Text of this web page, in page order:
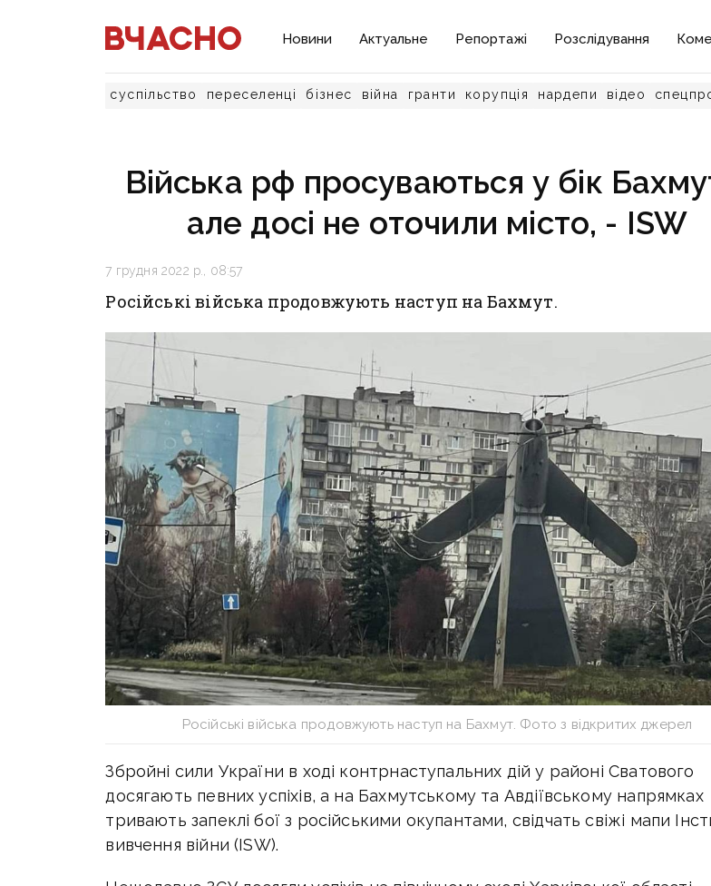
Новини Актуальне Репортажі Розслідування
суспільство переселенці бізнес війна гранти корупція нардепи відео
Війська рф просуваються у бік
але досі не оточили місто, - ISW
7 грудня 2022 р., 08:57
Російські війська продовжують наступ на Бахмут.
Російські війська продовжують наступ на Бахмут. Фото з відкритих джерел
Збройні сили України в ході контрнаступальних дій у районі Сватового
досягають певних успіхів, а на Бахмутському та Авдіївському напрямках
тривають запеклі бої з російськими окупантами, свідчать свіжі мапи
вивчення війни (ISW).